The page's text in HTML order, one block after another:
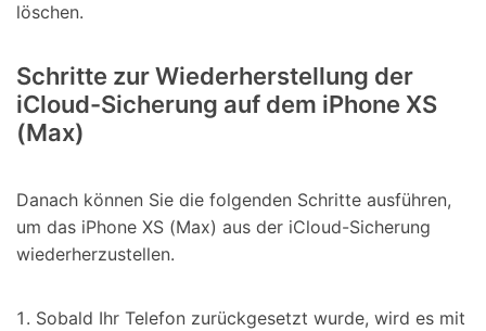
löschen.
Schritte zur Wiederherstellung der
iCloud-Sicherung auf dem iPhone XS
(Max)
Danach können Sie die folgenden Schritte ausführen,
um das iPhone XS (Max) aus der iCloud-Sicherung
wiederherzustellen.
Sobald Ihr Telefon zurückgesetzt wurde, wird es mit